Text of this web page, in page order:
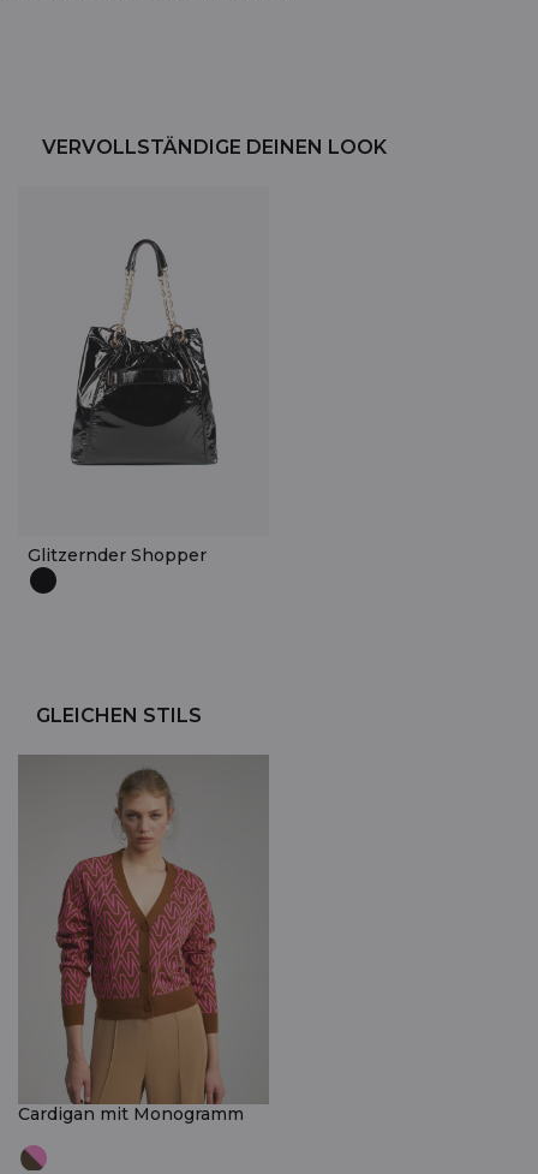
VERVOLLSTÄNDIGE DEINEN LOOK
Glitzernder Shopper
GLEICHEN STILS
Cardigan mit Monogramm